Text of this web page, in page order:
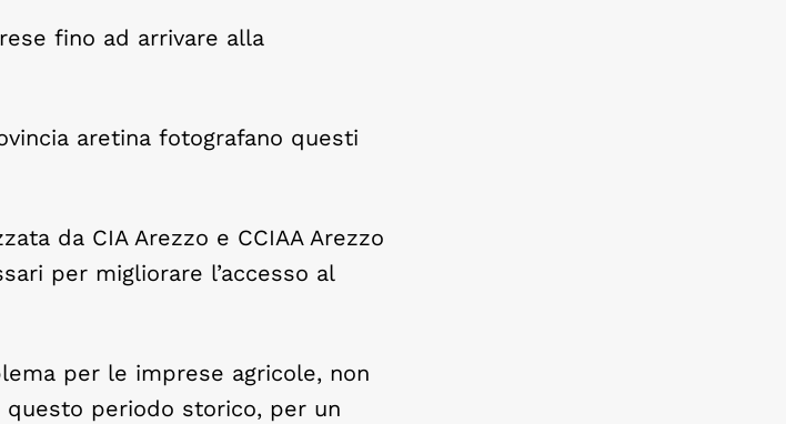
fino ad arrivare alla
aretina fotografano questi
da CIA Arezzo e CCIAA Arezzo
per migliorare l’accesso al
per le imprese agricole, non
periodo storico, per un